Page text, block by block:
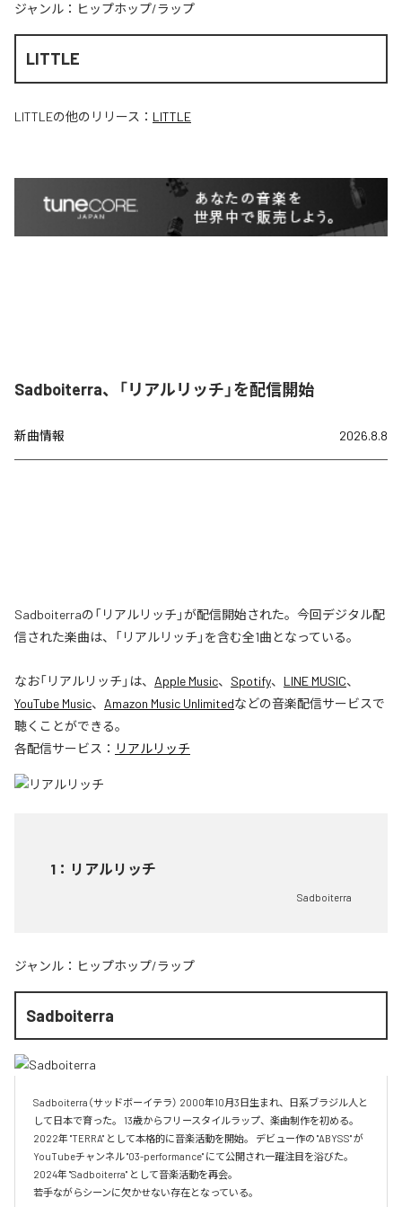
ジャンル： ヒップホップ/ラップ
LITTLE
LITTLEの他のリリース： LITTLE
Sadboiterra、「リアルリッチ」を配信開始
新曲情報 2026.8.8
Sadboiterraの「リアルリッチ」が配信開始された。今回デジタル配
信された楽曲は、「リアルリッチ」を含む全1曲となっている。
なお「リアルリッチ 」は、 Apple Music、 Spotify、 LINE MUSIC、
YouTube Music、 Amazon Music Unlimitedなどの音楽配信サービスで
聴くことができる。
各配信サービス： リアルリッチ
1 ： リアルリッチ
Sadboiterra
ジャンル： ヒップホップ/ラップ
Sadboiterra
Sadboiterra（サッドボーイテラ） 2000年10月3日生まれ、日系ブラジル人と
して日本で育った。 13歳からフリースタイルラップ、楽曲制作を初める。
2022年 "TERRA" として本格的に音楽活動を開始。 デビュー作の "ABYSS" が
YouTubeチャンネル "03-performance" にて公開され一躍注目を浴びた。
2024年 "Sadboiterra" として音楽活動を再会。
若手ながらシーンに欠かせない存在となっている。